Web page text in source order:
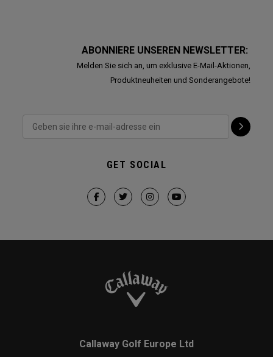
ABONNIERE UNSEREN NEWSLETTER:
Melden Sie sich an, um exklusive E-Mail-Aktionen,
Produktneuheiten und Sonderangebote!
GET SOCIAL
Callaway Golf Europe Ltd